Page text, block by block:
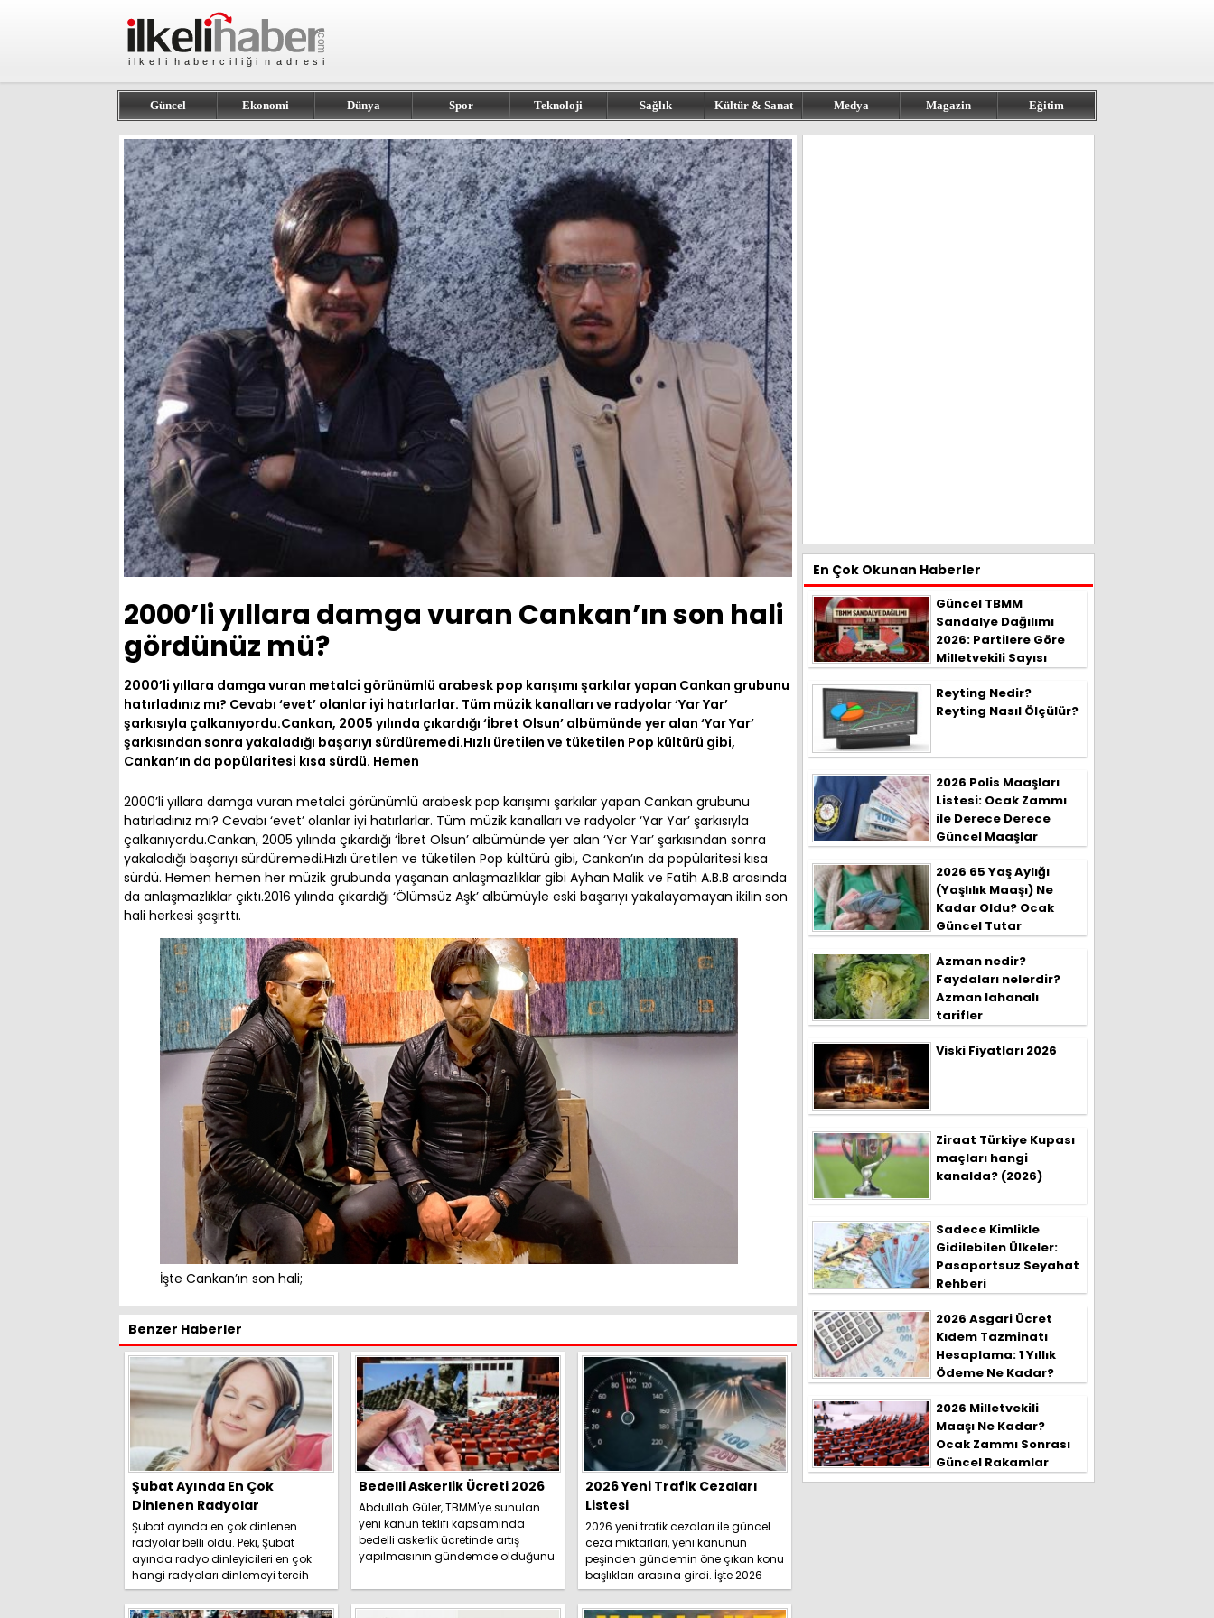
Güncel Ekonomi Dünya Spor Teknoloji Sağlık Kültür & Sanat Medya Magazin Eğitim
2000’li yıllara damga vuran Cankan’ın son hali
gördünüz mü?
2000’li yıllara damga vuran metalci görünümlü arabesk pop karışımı şarkılar yapan Cankan grubunu
hatırladınız mı? Cevabı ‘evet’ olanlar iyi hatırlarlar. Tüm müzik kanalları ve radyolar ‘Yar Yar’
şarkısıyla çalkanıyordu.Cankan, 2005 yılında çıkardığı ‘İbret Olsun’ albümünde yer alan ‘Yar Yar’
şarkısından sonra yakaladığı başarıyı sürdüremedi.Hızlı üretilen ve tüketilen Pop kültürü gibi,
Cankan’ın da popülaritesi kısa sürdü. Hemen
2000’li yıllara damga vuran metalci görünümlü arabesk pop karışımı şarkılar yapan Cankan grubunu
hatırladınız mı? Cevabı ‘evet’ olanlar iyi hatırlarlar. Tüm müzik kanalları ve radyolar ‘Yar Yar’ şarkısıyla
çalkanıyordu.Cankan, 2005 yılında çıkardığı ‘İbret Olsun’ albümünde yer alan ‘Yar Yar’ şarkısından sonra
yakaladığı başarıyı sürdüremedi.Hızlı üretilen ve tüketilen Pop kültürü gibi, Cankan’ın da popülaritesi kısa
sürdü. Hemen hemen her müzik grubunda yaşanan anlaşmazlıklar gibi Ayhan Malik ve Fatih A.B.B arasında
da anlaşmazlıklar çıktı.2016 yılında çıkardığı ‘Ölümsüz Aşk’ albümüyle eski başarıyı yakalayamayan ikilin son
hali herkesi şaşırttı.
İşte Cankan’ın son hali;
Benzer Haberler
Şubat Ayında En Çok
Dinlenen Radyolar
Şubat ayında en çok dinlenen
radyolar belli oldu. Peki, Şubat
ayında radyo dinleyicileri en çok
hangi radyoları dinlemeyi tercih
etti? İşte detaylar.....
Bedelli Askerlik Ücreti 2026
Abdullah Güler, TBMM'ye sunulan
yeni kanun teklifi kapsamında
bedelli askerlik ücretinde artış
yapılmasının gündemde olduğunu
2026 Yeni Trafik Cezaları
Listesi
2026 yeni trafik cezaları ile güncel
ceza miktarları, yeni kanunun
peşinden gündemin öne çıkan konu
başlıkları arasına girdi. İşte 2026
yeni trafik ce...
En Çok Okunan Haberler
Güncel TBMM
Sandalye Dağılımı
2026: Partilere Göre
Milletvekili Sayısı
Reyting Nedir?
Reyting Nasıl Ölçülür?
2026 Polis Maaşları
Listesi: Ocak Zammı
ile Derece Derece
Güncel Maaşlar
2026 65 Yaş Aylığı
(Yaşlılık Maaşı) Ne
Kadar Oldu? Ocak
Güncel Tutar
Azman nedir?
Faydaları nelerdir?
Azman lahanalı
tarifler
Viski Fiyatları 2026
Ziraat Türkiye Kupası
maçları hangi
kanalda? (2026)
Sadece Kimlikle
Gidilebilen Ülkeler:
Pasaportsuz Seyahat
Rehberi
2026 Asgari Ücret
Kıdem Tazminatı
Hesaplama: 1 Yıllık
Ödeme Ne Kadar?
2026 Milletvekili
Maaşı Ne Kadar?
Ocak Zammı Sonrası
Güncel Rakamlar